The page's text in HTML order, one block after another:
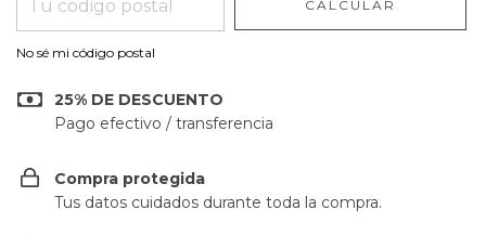
CALCULAR
No sé mi código postal
25% DE DESCUENTO
Pago efectivo / transferencia
Compra protegida
Tus datos cuidados durante toda la compra.